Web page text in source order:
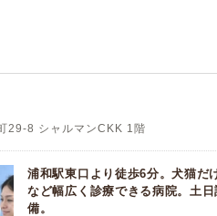
29-8 シャルマンCKK 1階
浦和駅東口より徒歩6分。犬猫だ
など幅広く診療できる病院。土
備。